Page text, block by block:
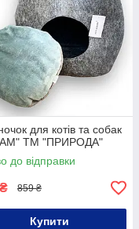
для котів та собак
ТМ "ПРИРОДА"
до відправки
₴ 859 ₴
Купити